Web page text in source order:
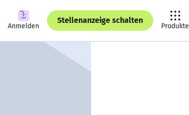
Anmelden
Stellenanzeige schalten
Produkte